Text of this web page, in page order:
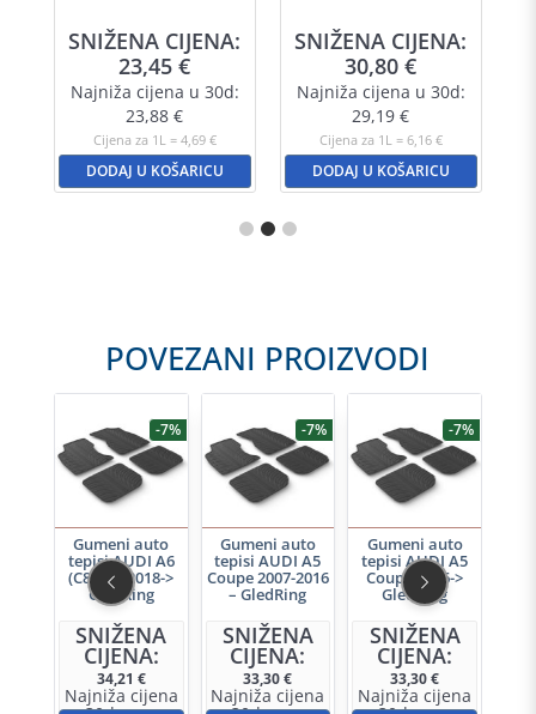
SNIŽENA CIJENA:
23,45€
Najniža cijena u 30d:
23,88€
Cijena za 1L = 4,69 €
DODAJ U KOŠARICU
SNIŽENA CIJENA:
30,80€
Najniža cijena u 30d:
29,19€
Cijena za 1L = 6,16 €
DODAJ U KOŠARICU
POVEZANI PROIZVODI
-7%
Gumeni auto
tepisi AUDI A6
(C8, 4A) 2018->
GledRing
SNIŽENA
CIJENA:
34,21 €
Najniža cijena
-7%
Gumeni auto
tepisi AUDI A5
Coupe 2007-2016
– GledRing
SNIŽENA
CIJENA:
33,30€
Najniža cijena
-7%
Gumeni auto
tepisi AUDI A5
Coupe 2016->
GledRing
SNIŽENA
CIJENA:
33,30€
Najniža cijena